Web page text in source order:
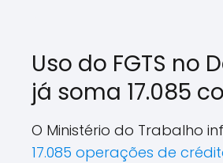
Uso do FGTS no
já soma 17.085
O Ministério do Trabalho
17.085 operações de